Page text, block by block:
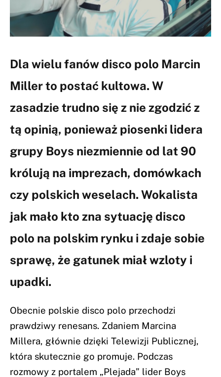
Dla wielu fanów disco polo Marcin
Miller to postać kultowa. W
zasadzie trudno się z nie zgodzić z
tą opinią, ponieważ piosenki lidera
grupy Boys niezmiennie od lat 90
królują na imprezach, domówkach
czy polskich weselach. Wokalista
jak mało kto zna sytuację disco
polo na polskim rynku i zdaje sobie
sprawę, że gatunek miał wzloty i
upadki.
Obecnie polskie disco polo przechodzi
prawdziwy renesans. Zdaniem Marcina
Millera, głównie dzięki Telewizji Publicznej,
która skutecznie go promuje. Podczas
rozmowy z portalem „Plejada” lider Boys